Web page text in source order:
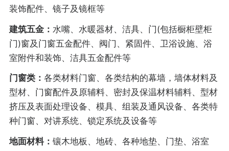
装饰配件、镜子及镜框等
建筑五金： 水嘴、水暖器材、洁具、门(包括橱柜壁柜
门)窗及门窗五金配件、阀门、紧固件、卫浴设施、浴
室附件和装饰、洁具五金配件等
门窗类： 各类材料门窗、各类结构的幕墙，墙体材料及
型材、门窗配件及原辅料、密封及保温材料辅料、型材
挤压及表面处理设备、模具、组装及通风设备、各类特
种门窗、对讲系统、锁定系统及设备等
地面材料： 镶木地板、地砖、各种地垫、门垫、浴室